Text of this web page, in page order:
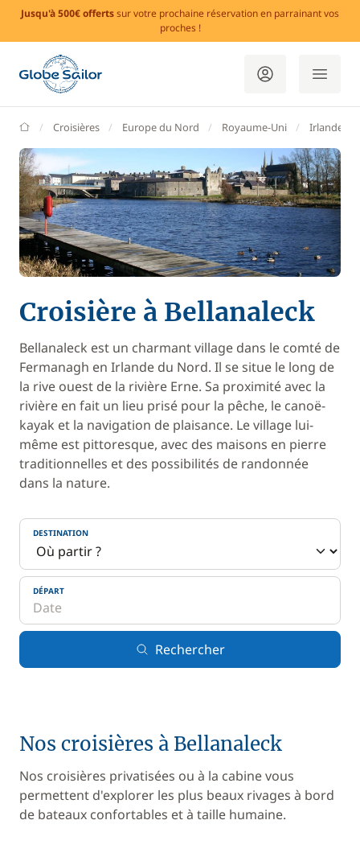
Jusqu'à 500€ offertssur votre prochaine réservation en parrainant vos
proches !
GlobeSailor
Croisières Europe du Nord Royaume-Uni Irlande
Croisière à Bellanaleck
Bellanaleck est un charmant village dans le comté de
Fermanagh en Irlande du Nord. Il se situe le long de
la rive ouest de la rivière Erne. Sa proximité avec la
rivière en fait un lieu prisé pour la pêche, le canoë-
kayak et la navigation de plaisance. Le village lui-
même est pittoresque, avec des maisons en pierre
traditionnelles et des possibilités de randonnée
dans la nature.
DESTINATION
DÉPART
Rechercher
Nos croisières à Bellanaleck
Nos croisières privatisées ou à la cabine vous
permettent d'explorer les plus beaux rivages à bord
de bateaux confortables et à taille humaine.